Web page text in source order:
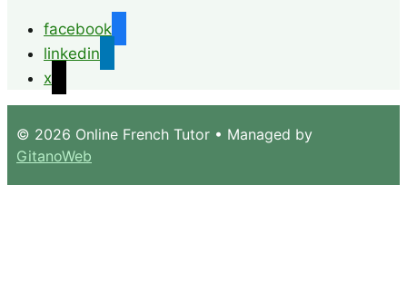
facebook
linkedin
x
© 2026 Online French Tutor • Managed by
GitanoWeb